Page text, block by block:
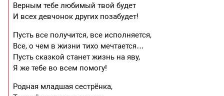
Верным тебе любимый твой будет
И всех девчонок других позабудет!
Пусть все получится, все исполняется,
Все, о чем в жизни тихо мечтается…
Пусть сказкой станет жизнь на яву,
Я же тебе во всем помогу!
Родная младшая сестрёнка,